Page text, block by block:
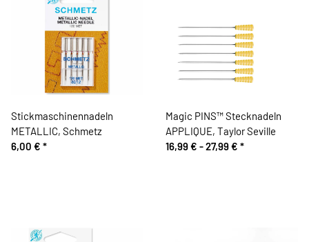
Stickmaschinennadeln
METALLIC, Schmetz
6,00 € *
Magic PINS™ Stecknadeln
APPLIQUE, Taylor Seville
16,99 € -27,99 € *